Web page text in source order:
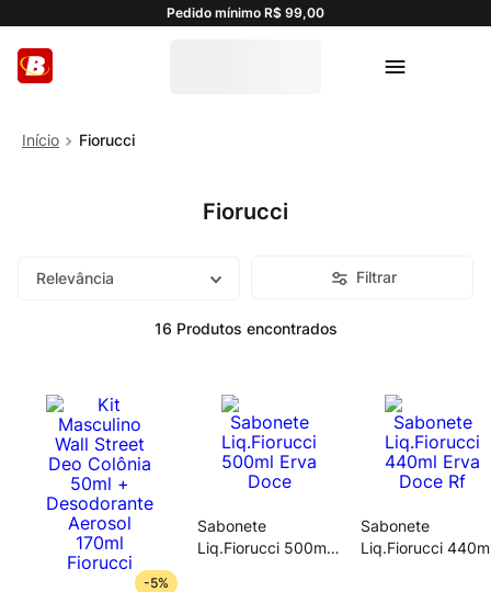
Pedido mínimo R$ 99,00
Fiorucci
Fiorucci
Relevância Filtrar
16 Produtos
-5%
Sabonete
Liq.Fiorucci 500ml
Sabonete
Liq.Fiorucci